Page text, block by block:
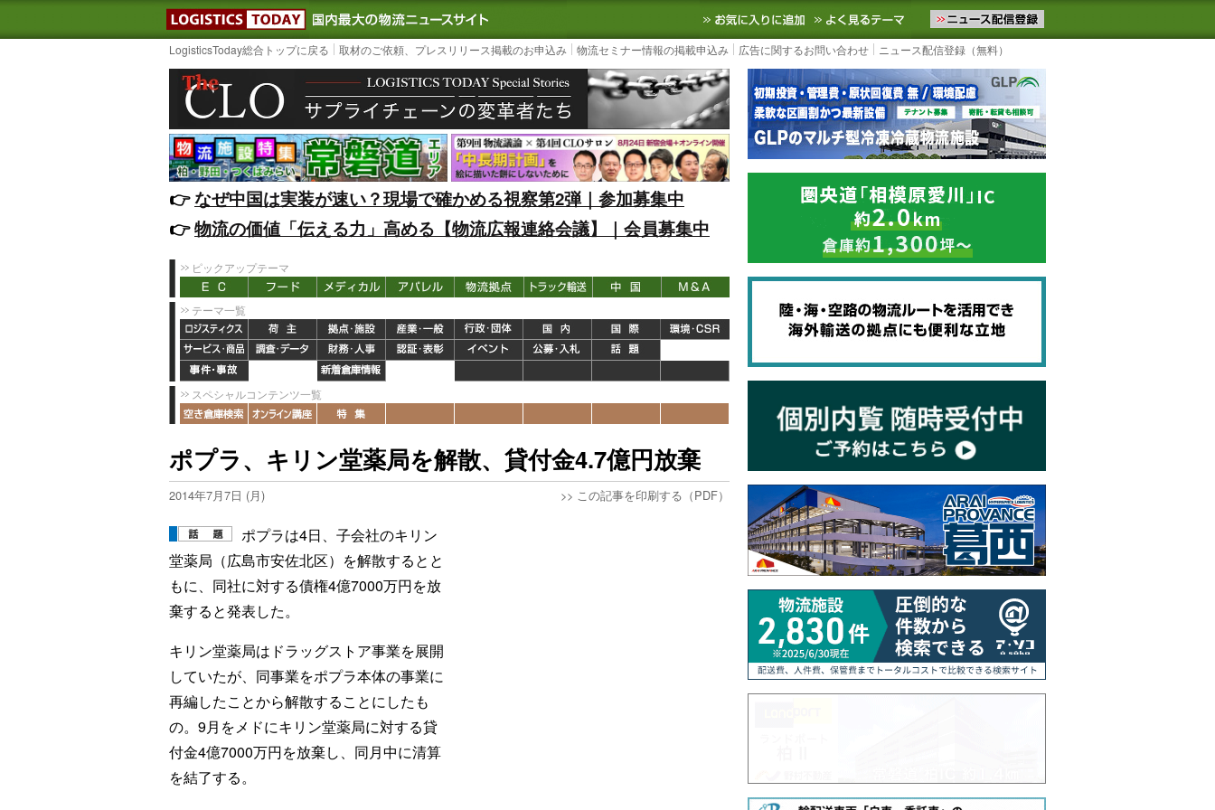
LOGISTICS TODAY｜国内最大の物流ニュースサイト3PL, SCMなど国内外の最新の物流ニュースをお届けします。物流ニュースメール配信を登録す
お気に入りに追加 よく見るテーマ
LogisticsToday総合トップに戻る 取材のご依頼、プレスリリース掲載のお申込み 物流セミナー情報の掲載申込み 広告に関するお問い合わせ ニュース配信登録（無料）
👉️なぜ中国は実装が速い？現場で確かめる視察第2弾｜参加募集中
👉️物流の価値「伝える力」高める【物流広報連絡会議】｜会員募集中
ピックアップテーマ
テーマ一覧
スペシャルコンテンツ一覧
ポプラ、キリン堂薬局を解散、貸付金4.7億円放棄
2014年7月7日 (月) >> この記事を印刷する（PDF）
ポプラは4日、子会社のキリン
堂薬局（広島市安佐北区）を解散するとと
もに、同社に対する債権4億7000万円を放
棄すると発表した。
キリン堂薬局はドラッグストア事業を展開
していたが、同事業をポプラ本体の事業に
再編したことから解散することにしたも
の。9月をメドにキリン堂薬局に対する貸
付金4億7000万円を放棄し、同月中に清算
を結了する。